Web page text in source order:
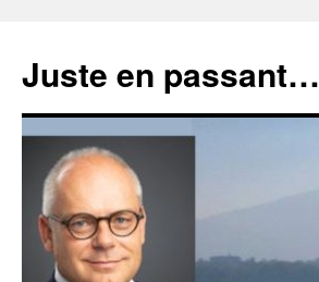
contenu
Juste en passant…